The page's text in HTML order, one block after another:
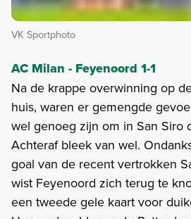
VK Sportphoto
AC Milan - Feyenoord 1-1
Na de krappe overwinning op
huis, waren er gemengde
wel genoeg zijn om in San Siro
Achteraf bleek van wel.
goal van de recent vertrokken
wist Feyenoord zich terug te
een tweede gele kaart voor